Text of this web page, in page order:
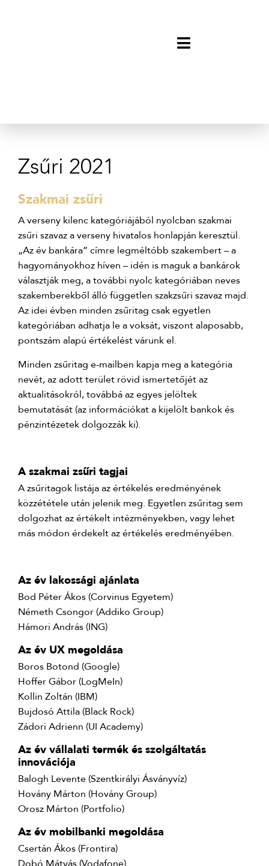
Zsűri 2021
Szakmai zsűri
A verseny kilenc kategóriájából nyolcban szakmai
zsűri szavaz a verseny hivatalos honlapján keresztül.
„Az év bankára” címre legméltóbb szakembert – a
hagyományokhoz híven – idén is maguk a bankárok
választják meg, a további nyolc kategóriában neves
szakemberekből álló független szakzsűri szavaz majd.
Az idei évben minden zsűritag csak egyetlen
kategóriában adhatja le a voksát, viszont alaposabb,
pontszám alapú értékelést várunk el.
Minden zsűritag e-mailben kapja meg a kategória
nevét, az adott terület rövid ismertetőjét az
aktualitásokról, továbbá az egyes jelöltek
bemutatását (az információkat a kijelölt bankok és
pénzintézetek dolgozzák ki).
A szakmai zsűri tagjai
A zsűritagok listája az értékelés eredményének
közzététele után jelenik meg. Egyetlen zsűritag sem
dolgozhat az értékelt intézményekben, vagy lehet
más módon érdekelt az értékelés eredményében.
Az év lakossági ajánlata
Bod Péter Ákos (Corvinus Egyetem)
Németh Csongor (Addiko Group)
Hámori András (ING)
Az év UX megoldása
Boros Botond (Google)
Hoffer Gábor (LogMeIn)
Kollin Zoltán (IBM)
Bujdosó Attila (Black Rock)
Zádori Adrienn (UI Academy)
Az év vállalati termék és szolgáltatás
innovációja
Balogh Levente (Szentkirályi Ásványvíz)
Hovány Márton (Hovány Group)
Orosz Márton (Portfolio)
Az év mobilbanki megoldása
Csertán Ákos (Frontira)